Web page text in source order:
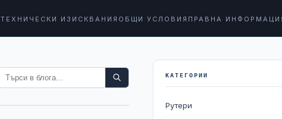
ТЕХНИЧЕСКИ ИЗИСКВАНИЯ ОБЩИ УСЛОВИЯ ПРАВНА
КАТЕГОРИИ
Рутери